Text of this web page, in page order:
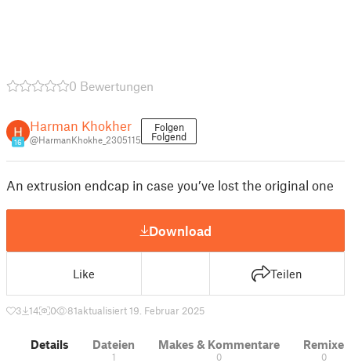
0 Bewertungen
16
Harman Khokher
@HarmanKhokhe_2305115
Folgen
Folgend
An extrusion endcap in case you’ve lost the original one
Download
Like Teilen
3 14 0 81aktualisiert 19. Februar 2025
Details Dateien
1
Makes & Kommentare
0
Remixe
0